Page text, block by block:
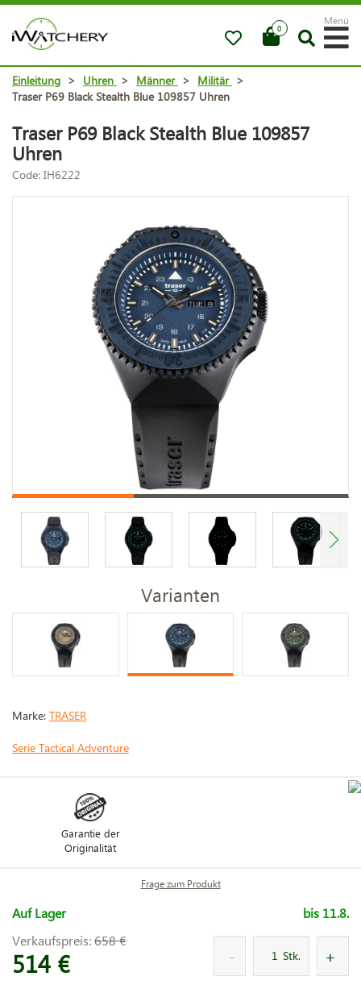
0
Menü
Einleitung > Uhren > Männer > Militär >
Traser P69 Black Stealth Blue 109857 Uhren
Traser P69 Black Stealth Blue 109857
Uhren
Code: IH6222
Varianten
Marke: TRASER
Serie Tactical Adventure
Garantie der
Originalität
Frage zum Produkt
Auf Lager
bis 11.8.
Verkaufspreis:658 €
514 € Stk.